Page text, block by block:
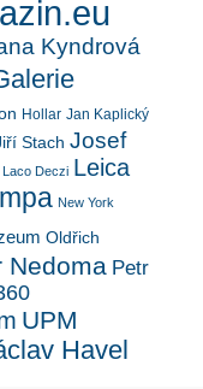
Kyndrová
Hollar Jan Kaplický
Stach Josef
Laco Deczi Leica
New York
Oldřich
Nedoma Petr
UPM
Havel